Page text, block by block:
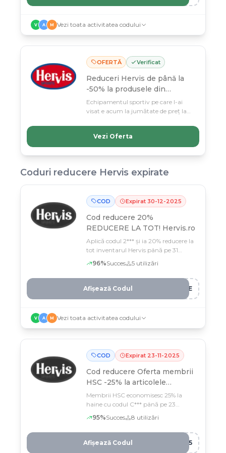
V A M Vezi toata activitatea codului
OFERTĂ Verificat
Reduceri Hervis de până la
-50% la produsele din
selecție
Echipamentul sportiv pe care l-ai
visat e acum la jumătate de preț la
echipament de fitness la haine de
sport, selectia aceasta e perfecta
pentru cei care isi incep sezonul activ
Vezi Oferta
Coduri reducere Hervis expirate
COD Expirat 30-12-2025
Cod reducere 20%
REDUCERE LA TOT! Hervis.ro
Aplică codul 2*** și ia 20% reducere la
tot inventarul Hervis până pe 31
decembrie
96%Succes 5 utilizări
ALE
Afișează Codul
V A M Vezi toata activitatea codului
COD Expirat 23-11-2025
Cod reducere Oferta membrii
HSC -25% la articolele
selectate
Membrii HSC economisesc 25% la
haine cu codul C*** până pe 23
noiembrie
95%Succes 8 utilizări
B25
Afișează Codul